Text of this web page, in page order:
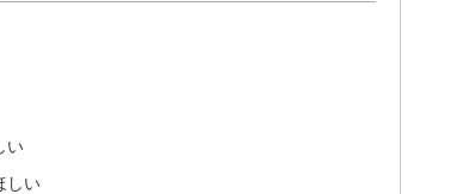
い
しい